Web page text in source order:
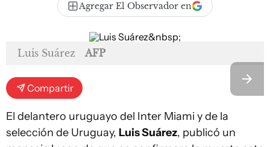
Agregar El Observador en
Luis Suárez AFP
Compartir
El delantero uruguayo del Inter Miami y de la
selección de Uruguay, Luis Suárez, publicó un